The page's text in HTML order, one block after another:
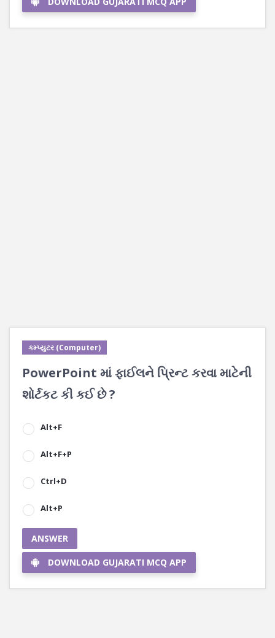
કમ્પ્યુટર (Computer)
PowerPoint માં ફાઈલને પ્રિન્ટ કરવા માટેની
શોર્ટકટ કી કઈ છે ?
Alt+F
Alt+F+P
Ctrl+D
Alt+P
ANSWER
DOWNLOAD GUJARATI MCQ APP